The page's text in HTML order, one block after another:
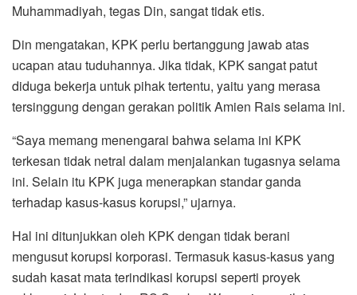
Muhammadiyah, tegas Din, sangat tidak etis.
Din mengatakan, KPK perlu bertanggung jawab atas
ucapan atau tuduhannya. Jika tidak, KPK sangat patut
diduga bekerja untuk pihak tertentu, yaitu yang merasa
tersinggung dengan gerakan politik Amien Rais selama ini.
“Saya memang menengarai bahwa selama ini KPK
terkesan tidak netral dalam menjalankan tugasnya selama
ini. Selain itu KPK juga menerapkan standar ganda
terhadap kasus-kasus korupsi,” ujarnya.
Hal ini ditunjukkan oleh KPK dengan tidak berani
mengusut korupsi korporasi. Termasuk kasus-kasus yang
sudah kasat mata terindikasi korupsi seperti proyek